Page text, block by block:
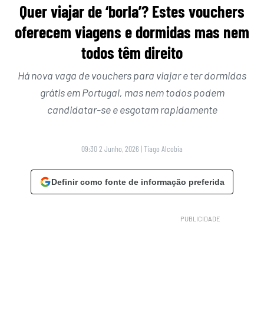
Quer viajar de ‘borla’? Estes vouchers
oferecem viagens e dormidas mas nem
todos têm direito
Há nova vaga de vouchers para viajar e ter dormidas
grátis em Portugal, mas nem todos podem
candidatar-se e esgotam rapidamente
09:30 2 Junho, 2026 |Tiago Alcobia
Definir como fonte de informação preferida